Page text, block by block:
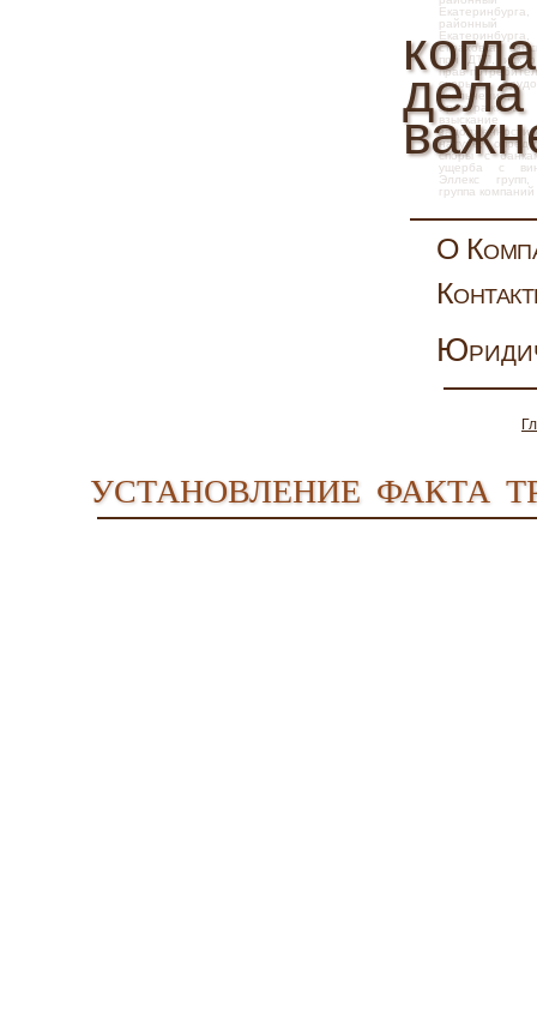
когда
дела
слов
страховка,
при ДТП, иск
прав
споры,
увольнение,
взыскание
натуре,
споры с
ущерба с
Эллекс
групп
группа компаний
О
установление факта